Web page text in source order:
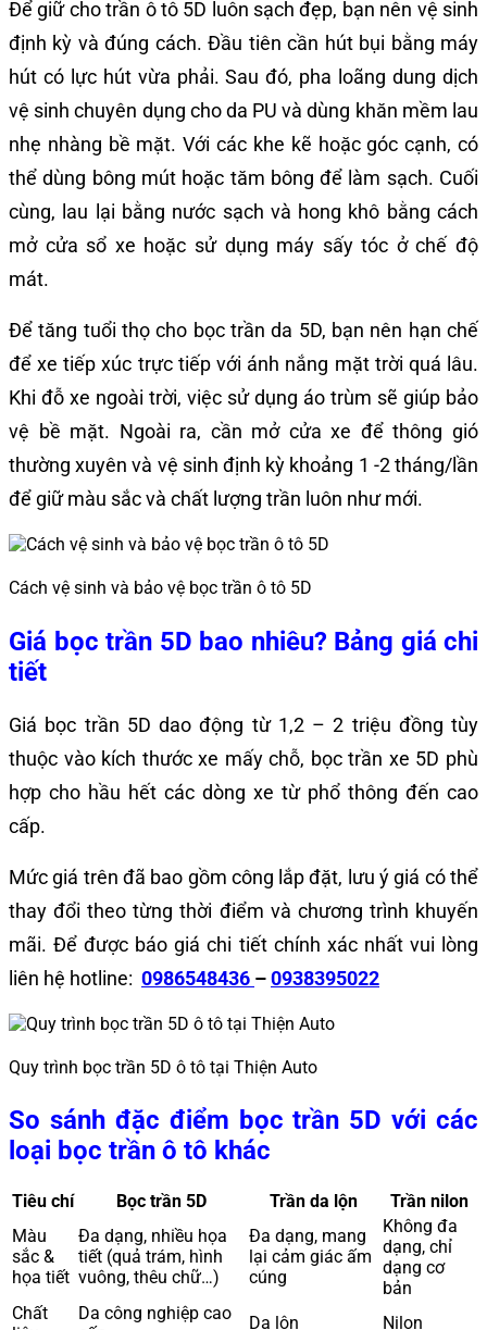
Để giữ cho trần ô tô 5D luôn sạch đẹp, bạn nên vệ sinh
định kỳ và đúng cách. Đầu tiên cần hút bụi bằng máy
hút có lực hút vừa phải. Sau đó, pha loãng dung dịch
vệ sinh chuyên dụng cho da PU và dùng khăn mềm lau
nhẹ nhàng bề mặt. Với các khe kẽ hoặc góc cạnh, có
thể dùng bông mút hoặc tăm bông để làm sạch. Cuối
cùng, lau lại bằng nước sạch và hong khô bằng cách
mở cửa sổ xe hoặc sử dụng máy sấy tóc ở chế độ
mát.
Để tăng tuổi thọ cho bọc trần da 5D, bạn nên hạn chế
để xe tiếp xúc trực tiếp với ánh nắng mặt trời quá lâu.
Khi đỗ xe ngoài trời, việc sử dụng áo trùm sẽ giúp bảo
vệ bề mặt. Ngoài ra, cần mở cửa xe để thông gió
thường xuyên và vệ sinh định kỳ khoảng 1 -2 tháng/lần
để giữ màu sắc và chất lượng trần luôn như mới.
Cách vệ sinh và bảo vệ bọc trần ô tô 5D
Giá bọc trần 5D bao nhiêu? Bảng giá chi
tiết
Giá bọc trần 5D dao động từ 1,2 – 2 triệu đồng tùy
thuộc vào kích thước xe mấy chỗ, bọc trần xe 5D phù
hợp cho hầu hết các dòng xe từ phổ thông đến cao
cấp.
Mức giá trên đã bao gồm công lắp đặt, lưu ý giá có thể
thay đổi theo từng thời điểm và chương trình khuyến
mãi. Để được báo giá chi tiết chính xác nhất vui lòng
liên hệ hotline: 0986548436 –0938395022
Quy trình bọc trần 5D ô tô tại Thiện Auto
So sánh đặc điểm bọc trần 5D với các
loại bọc trần ô tô khác
Tiêu chí Bọc trần 5D Trần da lộn
Trần nilon
Màu
sắc &
họa tiết
Đa dạng, nhiều họa
tiết (quả trám, hình
vuông, thêu chữ…)
Đa dạng, mang
lại cảm giác ấm
cúng
Không đa
dạng, chỉ
dạng cơ
bản
Chất
Da công nghiệp cao
Da lộn Nilon